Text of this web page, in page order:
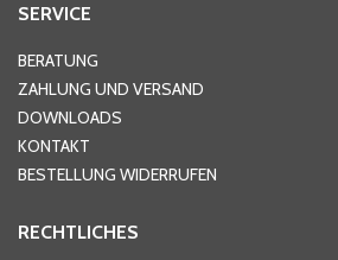
Hausnummer
Ort*
SERVICE
BERATUNG
ZAHLUNG UND VERSAND
DOWNLOADS
KONTAKT
BESTELLUNG WIDERRUFEN
RECHTLICHES